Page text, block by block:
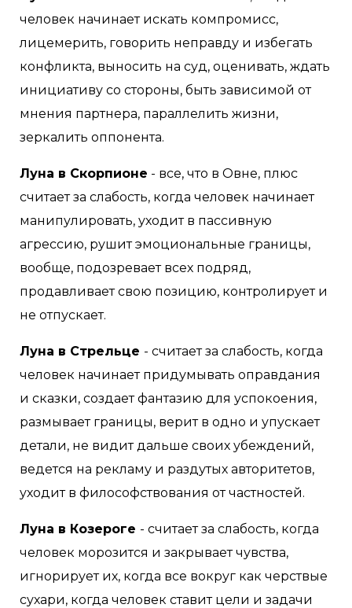
человек начинает искать компромисс,
лицемерить, говорить неправду и избегать
конфликта, выносить на суд, оценивать, ждать
инициативу со стороны, быть зависимой от
мнения партнера, параллелить жизни,
зеркалить оппонента.
Луна в Скорпионе - все, что в Овне, плюс
считает за слабость, когда человек начинает
манипулировать, уходит в пассивную
агрессию, рушит эмоциональные границы,
вообще, подозревает всех подряд,
продавливает свою позицию, контролирует и
не отпускает.
Луна в Стрельце - считает за слабость, когда
человек начинает придумывать оправдания
и сказки, создает фантазию для успокоения,
размывает границы, верит в одно и упускает
детали, не видит дальше своих убеждений,
ведется на рекламу и раздутых авторитетов,
уходит в философствования от частностей.
Луна в Козероге - считает за слабость, когда
человек морозится и закрывает чувства,
игнорирует их, когда все вокруг как черствые
сухари, когда человек ставит цели и задачи